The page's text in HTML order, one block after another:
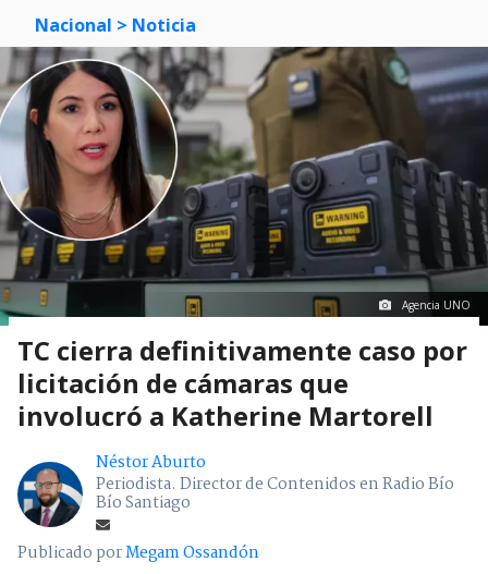
Nacional > Noticia
Agencia UNO
TC cierra definitivamente caso por
licitación de cámaras que
involucró a Katherine Martorell
Néstor Aburto
Periodista. Director de Contenidos en Radio Bío
Bío Santiago
Publicado porMegam Ossandón